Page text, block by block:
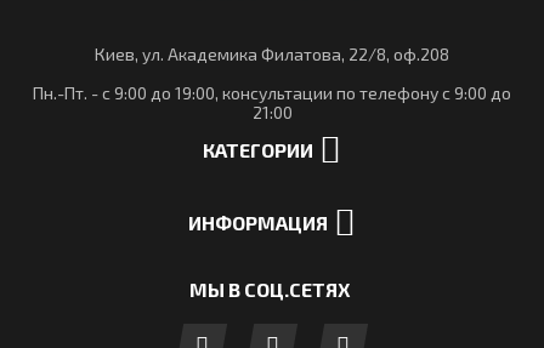
Киев, ул. Академика Филатова, 22/8, оф.208
Пн.-Пт. - с 9:00 до 19:00, консультации по телефону с 9:00 до
21:00
КАТЕГОРИИ
ИНФОРМАЦИЯ
МЫ В СОЦ.СЕТЯХ